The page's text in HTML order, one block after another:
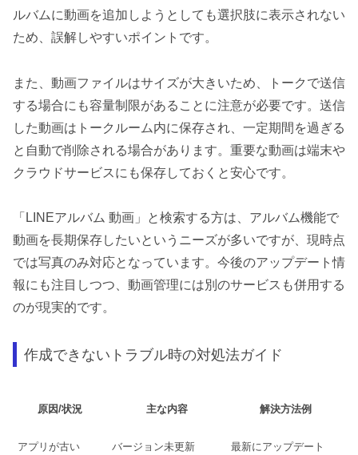
ルバムに動画を追加しようとしても選択肢に表示されない
ため、誤解しやすいポイントです。
また、動画ファイルはサイズが大きいため、トークで送信
する場合にも容量制限があることに注意が必要です。送信
した動画はトークルーム内に保存され、一定期間を過ぎる
と自動で削除される場合があります。重要な動画は端末や
クラウドサービスにも保存しておくと安心です。
「LINEアルバム 動画」と検索する方は、アルバム機能で
動画を長期保存したいというニーズが多いですが、現時点
では写真のみ対応となっています。今後のアップデート情
報にも注目しつつ、動画管理には別のサービスも併用する
のが現実的です。
作成できないトラブル時の対処法ガイド
原因/状況 主な内容 解決方法例
アプリが古い バージョン未更新 最新にアップデート